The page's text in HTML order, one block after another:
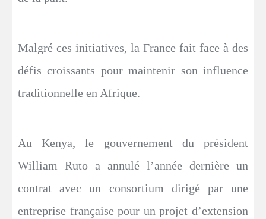
Malgré ces initiatives, la France fait face à des
défis croissants pour maintenir son influence
traditionnelle en Afrique.
Au Kenya, le gouvernement du président
William Ruto a annulé l’année dernière un
contrat avec un consortium dirigé par une
entreprise française pour un projet d’extension